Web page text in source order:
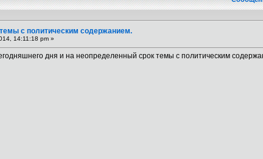
с политическим содержанием.
14:11:18 pm »
дня и на неопределенный срок темы с политическим